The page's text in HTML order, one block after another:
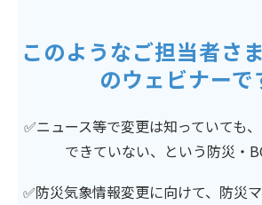
このようなご担当者さ
のウェビナーで
✅ニュース等で変更は知っていても
できていない、という防災・
✅防災気象情報変更に向けて、防災